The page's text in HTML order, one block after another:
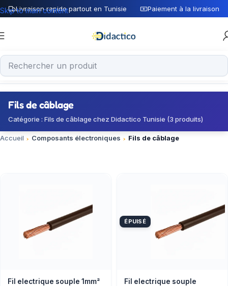
Livraison rapide partout en Tunisie Paiement à la livraison
Skip to main content
Fils de câblage
Catégorie : Fils de câblage chez Didactico Tunisie (3 produits)
Accueil Composants électroniques Fils de câblage
Fil electrique souple 1mm²
ÉPUISÉ
Fil electrique souple